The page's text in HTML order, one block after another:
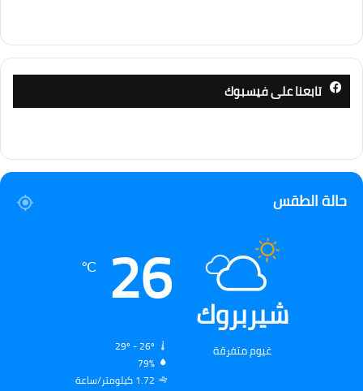
تابعنا على فيسبوك
حالة الطقس
شيربروك
غيوم متفرقة
26
℃
79%
1.72 كيلومتر/ساعة